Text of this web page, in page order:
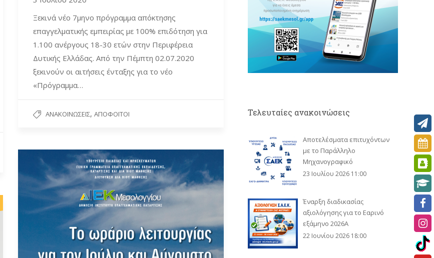
Ξεκινά νέο 7μηνο πρόγραμμα απόκτησης
επαγγελματικής εμπειρίας με 100% επιδότηση για
1.100 ανέργους 18-30 ετών στην Περιφέρεια
Δυτικής Ελλάδας. Από την Πέμπτη 02.07.2020
ξεκινούν οι αιτήσεις ένταξης για το νέο
«Πρόγραμμα…
ΑΝΑΚΟΙΝΏΣΕΙΣ, ΑΠΌΦΟΙΤΟΙ Τελευταίες ανακοινώσεις
Αποτελέσματα επιτυχόντων
με το Παράλληλο
Μηχανογραφικό
23 Ιουλίου 2026 11:00
Έναρξη διαδικασίας
αξιολόγησης για το Εαρινό
εξάμηνο 2026Α
22 Ιουνίου 2026 18:00